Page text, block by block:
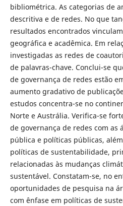
bibliométrica. As categorias de
descritiva e de redes. No que
resultados encontrados
geográfica e acadêmica. Em
investigadas as redes de
de palavras-chave. Conclui-se
de governança de redes estão
aumento gradativo de
estudos concentra-se no
Norte e Austrália. Verifica-se
de governança de redes com as
pública e políticas públicas,
políticas de sustentabilidade,
relacionadas às mudanças
sustentável. Constatam-se, no
oportunidades de pesquisa na
com ênfase em políticas de